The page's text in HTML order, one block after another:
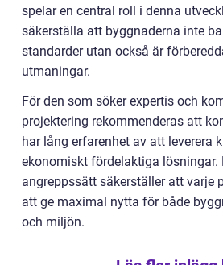
spelar en central roll i denna
säkerställa att byggnaderna inte
standarder utan också är
utmaningar.
För den som söker expertis och
projektering rekommenderas att
har lång erfarenhet av att leverera
ekonomiskt fördelaktiga lösningar.
angreppssätt säkerställer att varje
att ge maximal nytta för både
och miljön.